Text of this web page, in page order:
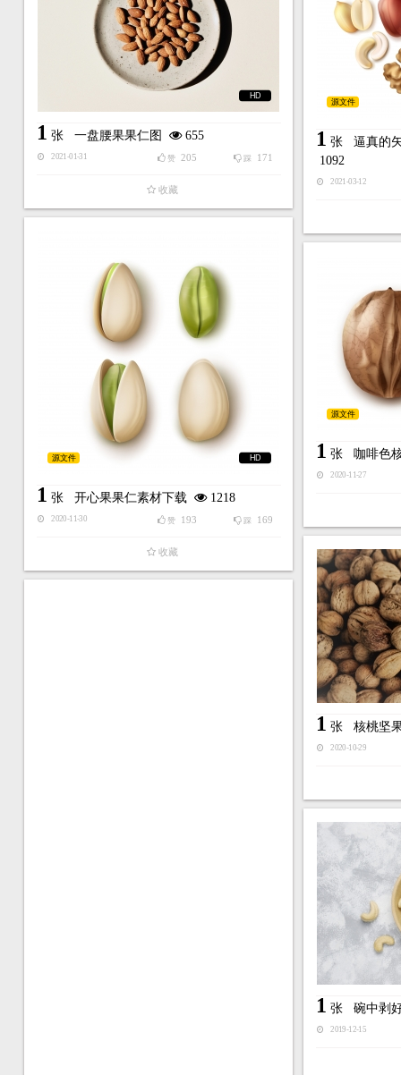
源文件
1 张 逼真的
1092
2021-03-12
HD
1 张 一盘腰果果仁图 655
2021-01-31 踩 171
赞 205
收藏
HD
源文件
1 张 开心果果仁素材下载 1218
2020-11-30 踩 169
赞 193
收藏
源文件
1 张 咖啡色
2020-11-27
1 张 核桃坚
2020-10-29
1 张 碗中剥
2019-12-15